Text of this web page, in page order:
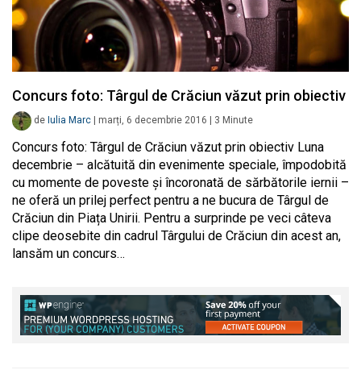
Concurs foto: Târgul de Crăciun văzut prin obiectiv
de Iulia Marc marți, 6 decembrie 2016 3 Minute
Concurs foto: Târgul de Crăciun văzut prin obiectiv Luna
decembrie – alcătuită din evenimente speciale, împodobită
cu momente de poveste și încoronată de sărbătorile iernii –
ne oferă un prilej perfect pentru a ne bucura de Târgul de
Crăciun din Piața Unirii. Pentru a surprinde pe veci câteva
clipe deosebite din cadrul Târgului de Crăciun din acest an,
lansăm un concurs…